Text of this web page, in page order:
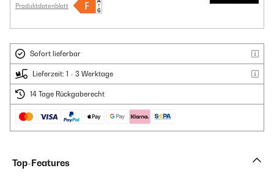
Produktdatenblatt
Sofort lieferbar
Lieferzeit: 1 - 3 Werktage
14 Tage Rückgaberecht
Top-Features